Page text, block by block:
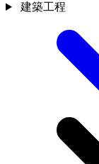
建築工程